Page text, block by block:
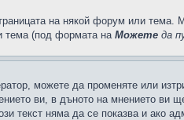
на някой форум или
тема (под формата на Можете да
можете да променяте или
ви, в дъното на мнението ви
текст няма да се показва и